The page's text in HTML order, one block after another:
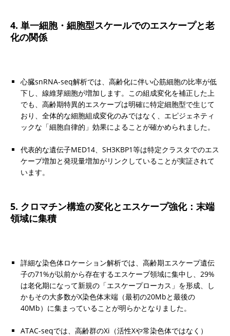
4. 単一細胞・細胞型スケールでのエスケープと老
化の関係
心臓snRNA-seq解析では、高齢化に伴い心筋細胞の比率が低
下し、線維芽細胞が増加します。この組成変化を補正した上
でも、高齢期特異的エスケープは明確に特定細胞型で生じて
おり、全体的な細胞組成変化のみではなく、エピジェネティ
ックな「細胞自律的」効果によることが確かめられました。
代表的な遺伝子MED14、SH3KBP1等は特定クラスタでのエス
ケープ増加と発現量増加がリンクしていることが実証されて
います。
5. クロマチン構造の変化とエスケープ強化：末端
領域に集積
詳細な染色体ロケーション解析では、高齢期エスケープ遺伝
子の71%が以前から存在するエスケープ領域に集中し、29%
は老化期になって新規の「エスケープローカス」を形成、し
かもその大多数がX染色体末端（最初の20Mbと最後の
40Mb）に集まっていることが明らかとなりました。
ATAC-seqでは、高齢群のXi（活性Xや常染色体ではなく）